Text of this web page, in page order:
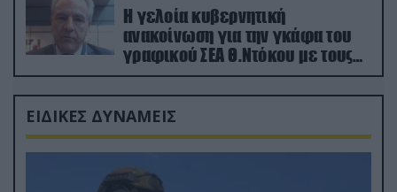
Η γελοία κυβερνητική
ανακοίνωση για την γκάφα του
γραφικού ΣΕΑ Θ.Ντόκου με τους
Ρώσους φαρσέρ
ΕΙΔΙΚΕΣ ΔΥΝΑΜΕΙΣ